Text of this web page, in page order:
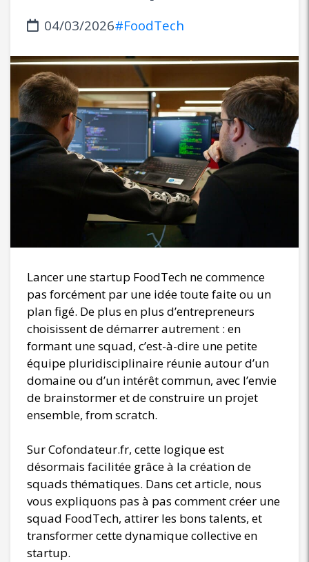
04/03/2026#FoodTech
Lancer une startup FoodTech ne commence
pas forcément par une idée toute faite ou un
plan figé. De plus en plus d’entrepreneurs
choisissent de démarrer autrement : en
formant une squad, c’est-à-dire une petite
équipe pluridisciplinaire réunie autour d’un
domaine ou d’un intérêt commun, avec l’envie
de brainstormer et de construire un projet
ensemble, from scratch.
Sur Cofondateur.fr, cette logique est
désormais facilitée grâce à la création de
squads thématiques. Dans cet article, nous
vous expliquons pas à pas comment créer une
squad FoodTech, attirer les bons talents, et
transformer cette dynamique collective en
startup.